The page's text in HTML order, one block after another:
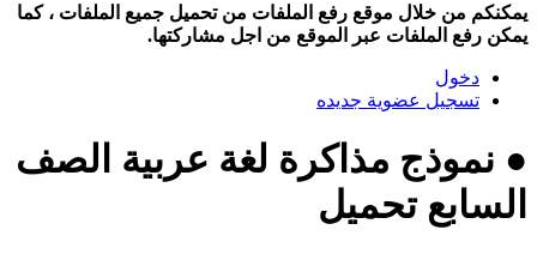
يمكنكم من خلال موقع رفع الملفات من تحميل جميع الملفات ، كما
يمكن رفع الملفات عبر الموقع من اجل مشاركتها.
دخول
تسجيل عضوية جديده
● نموذج مذاكرة لغة عربية الصف
السابع تحميل